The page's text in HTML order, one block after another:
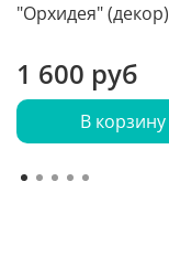
"Орхидея" (декор)
1 600 руб
В корзину